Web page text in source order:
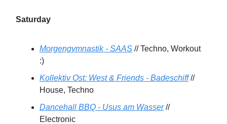
Saturday
Morgengymnastik - SAAS // Techno, Workout
:)
Kollektiv Ost: West & Friends - Badeschiff//
House, Techno
Dancehall BBQ - Usus am Wasser//
Electronic